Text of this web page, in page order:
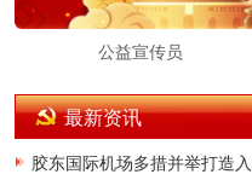
公益宣传员
最新资讯